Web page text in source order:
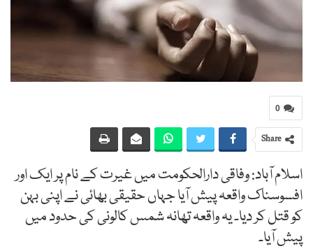
0
Share
اسلام آباد: وفاقی دارالحکومت میں غیرت کے نام پر ایک اور
افسوسناک واقعہ پیش آیا جہاں حقیقی بھائی نے اپنی بہن
کو قتل کر دیا۔ یہ واقعہ تھانہ شمس کالونی کی حدود میں
پیش آیا۔